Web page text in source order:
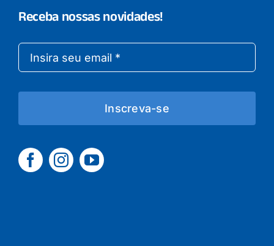
Receba nossas novidades!
Inscreva-se